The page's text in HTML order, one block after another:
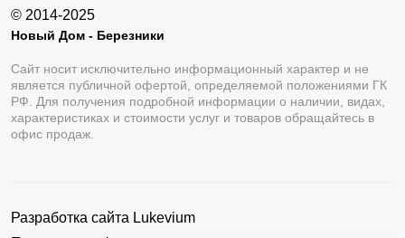
© 2014-2025
Новый Дом - Березники
Сайт носит исключительно информационный характер и не
является публичной офертой, определяемой положениями ГК
РФ. Для получения подробной информации о наличии, видах,
характеристиках и стоимости услуг и товаров обращайтесь в
офис продаж.
Разработка сайта Lukevium